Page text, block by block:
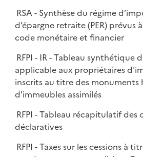
RSA - Synthèse du régime
d’épargne retraite (PER) prévus
code monétaire et financier
RFPI - IR - Tableau synthétique
applicable aux propriétaires
inscrits au titre des monuments
d'immeubles assimilés
RFPI - Tableau récapitulatif des
déclaratives
RFPI - Taxes sur les cessions à